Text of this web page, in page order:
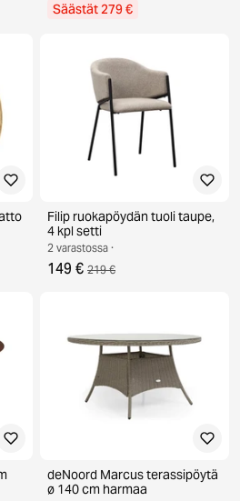
Säästät 279 €
Filip ruokapöydän tuoli taupe,
4 kpl setti
2 varastossa ·
149 € 219 €
deNoord Marcus terassipöytä
ø 140 cm harmaa